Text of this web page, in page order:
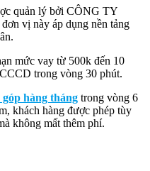
quản lý bởi CÔNG TY
vị này áp dụng nền tảng
mức vay từ 500k đến 10
trong vòng 30 phút.
hàng tháng trong vòng 6
khách hàng được phép tùy
không mất thêm phí.